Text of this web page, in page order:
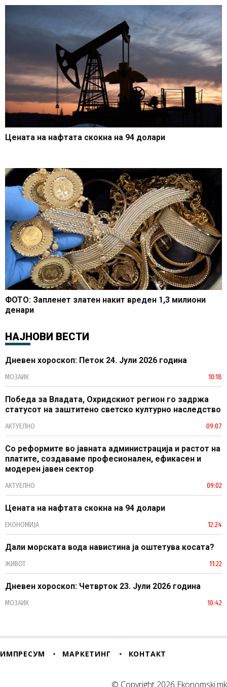
Цената на нафтата скокна на 94 долари
ФОТО: Запленет златен накит вреден 1,3 милиони
денари
НАЈНОВИ ВЕСТИ
Дневен хороскоп: Петок 24. Јули 2026 година
МОЗАИК 10:18
Победа за Владата, Охридскиот регион го задржа
статусот на заштитено светско културно наследство
АКТУЕЛНО 09:07
Со реформите во јавната администрација и растот на
платите, создаваме професионален, ефикасен и
модерен јавен сектор
АКТУЕЛНО 09:02
Цената на нафтата скокна на 94 долари
ЕКОНОМИЈА 12:24
Дали морската вода навистина ја оштетува косата?
ЖИВОТ 11:22
Дневен хороскоп: Четврток 23. Јули 2026 година
МОЗАИК 10:42
ИМПРЕСУМ МАРКЕТИНГ КОНТАКТ
© Copyright 2026 Ekonomski.mk